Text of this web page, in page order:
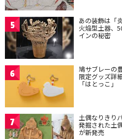
5 あの装飾は「
火焔型土器、
インの秘密
6 鳩サブレーの
限定グッズ詳
「はとっこ」
7 土偶なりきり
発掘された土
が新発売